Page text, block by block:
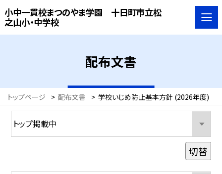
小中一貫校まつのやま学園 十日町市立松
之山小・中学校
配布文書
トップページ > 配布文書 > 学校いじめ防止基本方針 (2026年度)
切替